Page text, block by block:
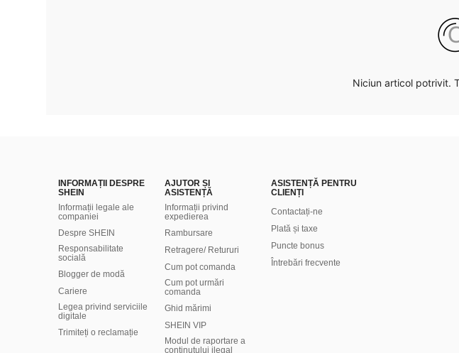
Niciun articol potrivit.
INFORMAȚII DESPRE
SHEIN
Informații legale ale
companiei
Despre SHEIN
Responsabilitate
socială
Blogger de modă
Cariere
Legea privind serviciile
digitale
Trimiteți o reclamație
AJUTOR ȘI
ASISTENȚĂ
Informații privind
expedierea
Rambursare
Retragere/ Retururi
Cum pot comanda
Cum pot urmări
comanda
Ghid mărimi
SHEIN VIP
Modul de raportare a
conținutului ilegal
ASISTENȚĂ PENTRU
CLIENȚI
Contactați-ne
Plată și taxe
Puncte bonus
Întrebări frecvente